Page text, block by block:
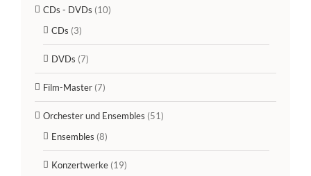
CDs - DVDs (10)
CDs (3)
DVDs (7)
Film-Master (7)
Orchester und Ensembles (51)
Ensembles (8)
Konzertwerke (19)